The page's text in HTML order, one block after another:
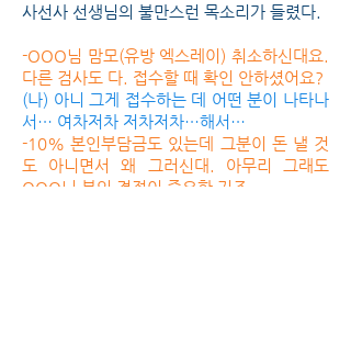
사선사 선생님의 불만스런 목소리가 들렸다.
-OOO님 맘모(유방 엑스레이) 취소하신대요.
다른 검사도 다. 접수할 때 확인 안하셨어요?
(나) 아니 그게 접수하는 데 어떤 분이 나타나
서… 여차저차 저차저차…해서…
-10% 본인부담금도 있는데 그분이 돈 낼 것
도 아니면서 왜 그러신대. 아무리 그래도
OOO님 본인 결정이 중요한 거죠.